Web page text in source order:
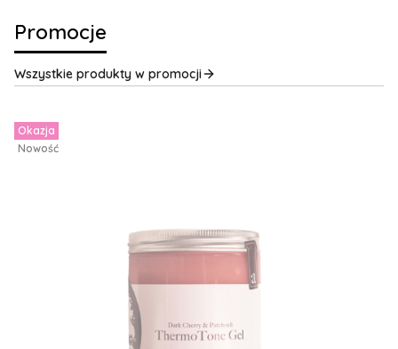
Promocje
Wszystkie produkty w promocji
Okazja
Nowość